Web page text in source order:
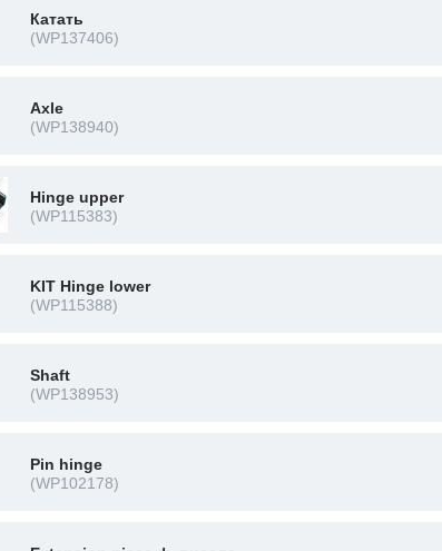
Катать
(WP137406)
Axle
(WP138940)
Hinge upper
(WP115383)
KIT Hinge lower
(WP115388)
Shaft
(WP138953)
Pin hinge
(WP102178)